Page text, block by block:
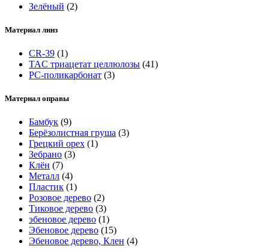
Зелёный (2)
Материал линз
CR-39 (1)
TAC триацетат целлюлозы (41)
РС-поликарбонат (3)
Материал оправы
Бамбук (9)
Берёзолистная груша (3)
Грецкий орех (1)
Зебрано (3)
Клён (7)
Металл (4)
Пластик (1)
Розовое дерево (2)
Тиковое дерево (3)
эбеновое дерево (1)
Эбеновое дерево (15)
Эбеновое дерево, Клен (4)